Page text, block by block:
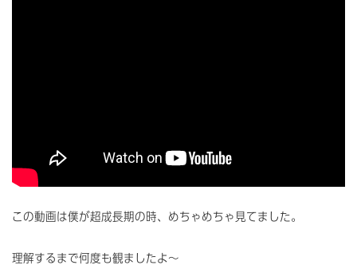
この動画は僕が超成長期の時、めちゃめちゃ見てました。
理解するまで何度も観ましたよ～